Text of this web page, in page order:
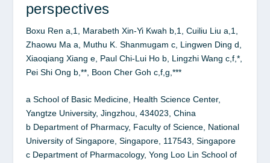
perspectives
Boxu Ren a,1, Marabeth Xin-Yi Kwah b,1, Cuiliu Liu a,1,
Zhaowu Ma a, Muthu K. Shanmugam c, Lingwen Ding d,
Xiaoqiang Xiang e, Paul Chi-Lui Ho b, Lingzhi Wang c,f,*,
Pei Shi Ong b,**, Boon Cher Goh c,f,g,***
a School of Basic Medicine, Health Science Center,
Yangtze University, Jingzhou, 434023, China
b Department of Pharmacy, Faculty of Science, National
University of Singapore, Singapore, 117543, Singapore
c Department of Pharmacology, Yong Loo Lin School of